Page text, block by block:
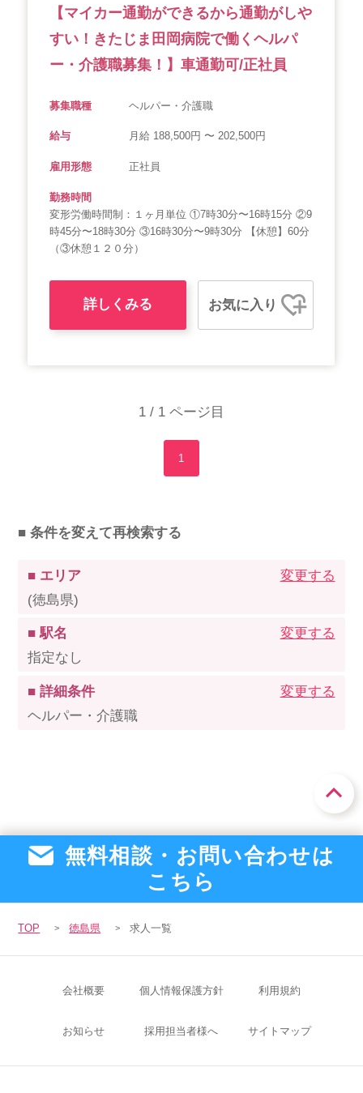
【マイカー通勤ができるから通勤がしや
すい！きたじま田岡病院で働くヘルパ
ー・介護職募集！】車通勤可/正社員
募集職種 ヘルパー・介護職
給与 月給 188,500円 〜 202,500円
雇用形態 正社員
勤務時間
変形労働時間制：１ヶ月単位 ①7時30分〜16時15分 ②9
時45分〜18時30分 ③16時30分〜9時30分 【休憩】60分
（③休憩１２０分）
詳しくみる お気に入り
1 / 1 ページ目
1
■ 条件を変えて再検索する
■ エリア
(徳島県)
変更する
■ 駅名
指定なし
変更する
■ 詳細条件
ヘルパー・介護職
変更する
無料相談・お問い合わせは
こちら
TOP 徳島県 求人一覧
会社概要 個人情報保護方針 利用規約
お知らせ 採用担当者様へ サイトマップ